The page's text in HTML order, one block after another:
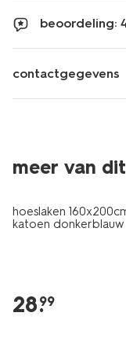
beoordeling:
contactgegevens
meer van dit
hoeslaken
katoen donkerblauw
28.
99